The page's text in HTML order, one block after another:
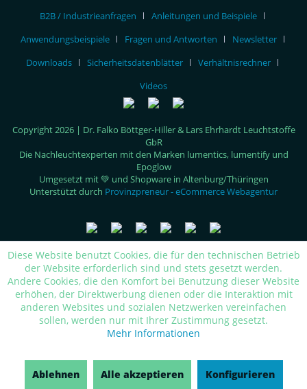
B2B / Industrieanfragen
Anleitungen und Beispiele
Anwendungsbeispiele
Fragen und Antworten
Newsletter
Downloads
Sicherheitsdatenblätter
Verhältnisrechner
Videos
Copyright 2026 | Dr. Falko Böttger-Hiller & Lars Ehrhardt Leuchtstoffe
GbR
Die Nachleuchtexperten mit den Marken lumentics, lumentify und
Epoglow
Umgesetzt mit 💚 und Shopware in Altenburg/Thüringen
Unterstützt durch Provinzpreneur - eCommerce Webagentur
Diese Website benutzt Cookies, die für den technischen Betrieb
der Website erforderlich sind und stets gesetzt werden.
Andere Cookies, die den Komfort bei Benutzung dieser Website
erhöhen, der Direktwerbung dienen oder die Interaktion mit
anderen Websites und sozialen Netzwerken vereinfachen
sollen, werden nur mit Ihrer Zustimmung gesetzt.
Mehr Informationen
Ablehnen Alle akzeptieren Konfigurieren